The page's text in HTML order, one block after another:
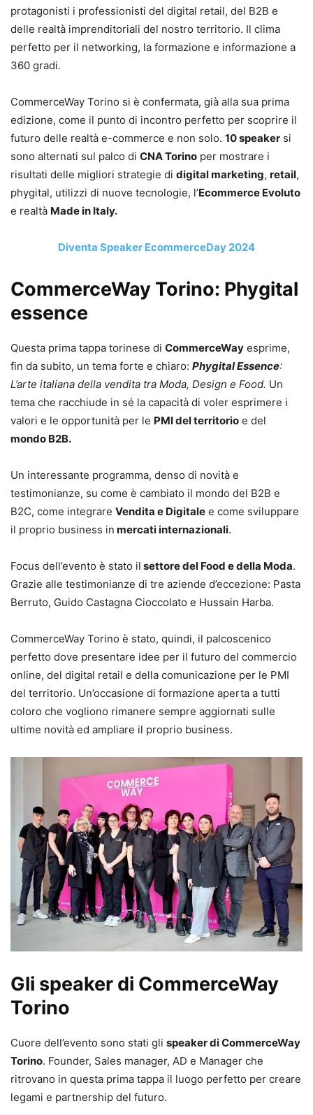
protagonisti i professionisti del digital retail, del B2B e
delle realtà imprenditoriali del nostro territorio. Il clima
perfetto per il networking, la formazione e informazione a
360 gradi.
CommerceWay Torino si è confermata, già alla sua prima
edizione, come il punto di incontro perfetto per scoprire il
futuro delle realtà e-commerce e non solo. 10 speaker si
sono alternati sul palco di CNA Torino per mostrare i
risultati delle migliori strategie di digital marketing, retail,
phygital, utilizzi di nuove tecnologie, l’Ecommerce Evoluto
e realtà Made in Italy.
Diventa Speaker EcommerceDay 2024
CommerceWay Torino: Phygital
essence
Questa prima tappa torinese di CommerceWay esprime,
fin da subito, un tema forte e chiaro: Phygital Essence:
L’arte italiana della vendita tra Moda, Design e Food. Un
tema che racchiude in sé la capacità di voler esprimere i
valori e le opportunità per le PMI del territorio e del
mondo B2B.
Un interessante programma, denso di novità e
testimonianze, su come è cambiato il mondo del B2B e
B2C, come integrare Vendita e Digitale e come sviluppare
il proprio business in mercati internazionali.
Focus dell’evento è stato il settore del Food e della Moda.
Grazie alle testimonianze di tre aziende d’eccezione: Pasta
Berruto, Guido Castagna Cioccolato e Hussain Harba.
CommerceWay Torino è stato, quindi, il palcoscenico
perfetto dove presentare idee per il futuro del commercio
online, del digital retail e della comunicazione per le PMI
del territorio. Un’occasione di formazione aperta a tutti
coloro che vogliono rimanere sempre aggiornati sulle
ultime novità ed ampliare il proprio business.
Gli speaker di CommerceWay
Torino
Cuore dell’evento sono stati gli speaker di CommerceWay
Torino. Founder, Sales manager, AD e Manager che
ritrovano in questa prima tappa il luogo perfetto per creare
legami e partnership del futuro.